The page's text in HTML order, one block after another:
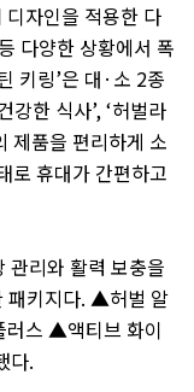
자인을 적용한 다
다양한 상황에서 폭
키링’은 대 · 소 2종
강한 식사’, ‘허벌라
제품을 편리하게 소
로 휴대가 간편하고
관리와 활력 보충을
패키지다. ▲허벌 알
러스 ▲액티브 화이
다.